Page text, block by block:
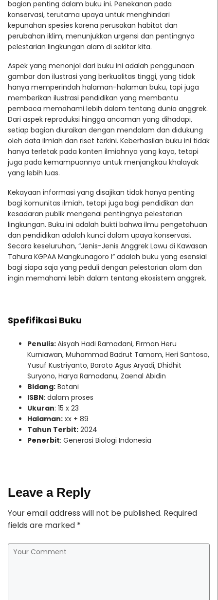
bagian penting dalam buku ini. Penekanan pada
konservasi, terutama upaya untuk menghindari
kepunahan spesies karena perusakan habitat dan
perubahan iklim, menunjukkan urgensi dan pentingnya
pelestarian lingkungan alam di sekitar kita.
Aspek yang menonjol dari buku ini adalah penggunaan
gambar dan ilustrasi yang berkualitas tinggi, yang tidak
hanya memperindah halaman-halaman buku, tapi juga
memberikan ilustrasi pendidikan yang membantu
pembaca memahami lebih dalam tentang dunia anggrek.
Dari aspek reproduksi hingga ancaman yang dihadapi,
setiap bagian diuraikan dengan mendalam dan didukung
oleh data ilmiah dan riset terkini. Keberhasilan buku ini tidak
hanya terletak pada konten ilmiahnya yang kaya, tetapi
juga pada kemampuannya untuk menjangkau khalayak
yang lebih luas.
Kekayaan informasi yang disajikan tidak hanya penting
bagi komunitas ilmiah, tetapi juga bagi pendidikan dan
kesadaran publik mengenai pentingnya pelestarian
lingkungan. Buku ini adalah bukti bahwa ilmu pengetahuan
dan pendidikan adalah kunci dalam upaya konservasi.
Secara keseluruhan, “Jenis-Jenis Anggrek Lawu di Kawasan
Tahura KGPAA Mangkunagoro I” adalah buku yang esensial
bagi siapa saja yang peduli dengan pelestarian alam dan
ingin memahami lebih dalam tentang ekosistem anggrek.
Spefifikasi Buku
Penulis:Aisyah Hadi Ramadani, Firman Heru
Kurniawan, Muhammad Badrut Tamam, Heri Santoso,
Yusuf Kustriyanto, Baroto Agus Aryadi, Dhidhit
Suryono, Harya Ramadanu, Zaenal Abidin
Bidang: Botani
ISBN: dalam proses
Ukuran: 15 x 23
Halaman: xx + 89
Tahun Terbit: 2024
Penerbit: Generasi Biologi Indonesia
Leave a Reply
Your email address will not be published. Required
fields are marked *